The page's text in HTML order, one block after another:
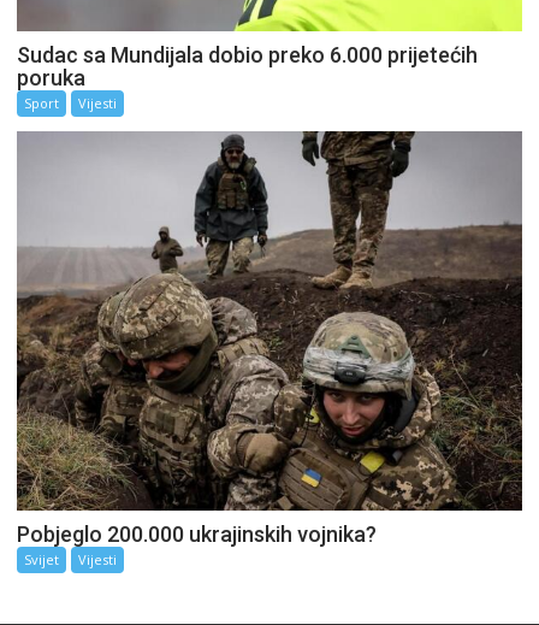
Sudac sa Mundijala dobio preko 6.000 prijetećih
poruka
Sport Vijesti
Pobjeglo 200.000 ukrajinskih vojnika?
Svijet Vijesti